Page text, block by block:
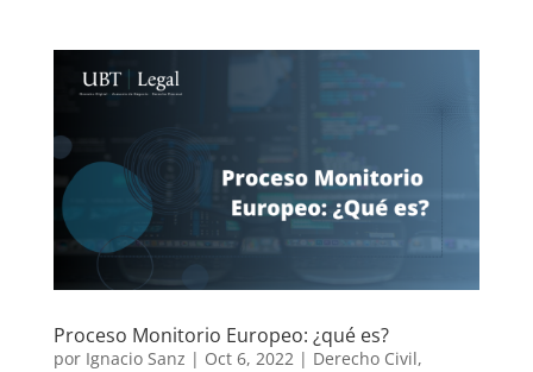
Proceso Monitorio Europeo: ¿qué es?
por Ignacio Sanz | Oct 6, 2022 | Derecho Civil,